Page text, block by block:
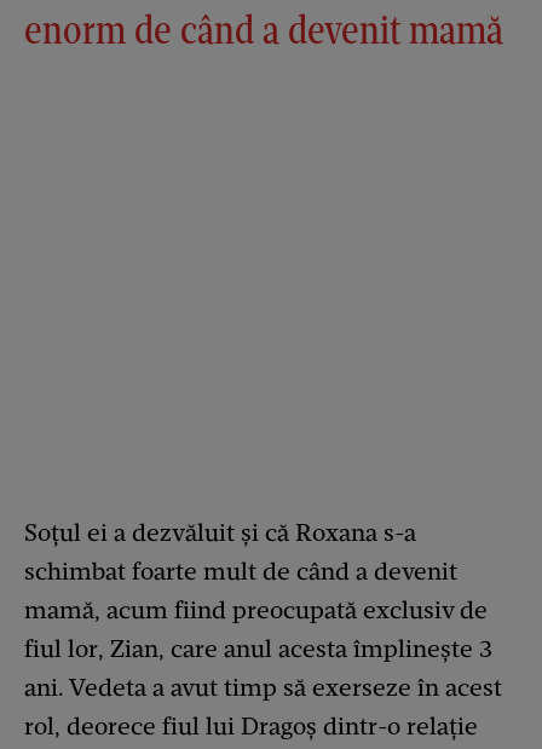
enorm de când a devenit mamă
Soțul ei a dezvăluit și că Roxana s-a
schimbat foarte mult de când a devenit
mamă, acum fiind preocupată exclusiv de
fiul lor, Zian, care anul acesta împlinește 3
ani. Vedeta a avut timp să exerseze în acest
rol, deorece fiul lui Dragoș dintr-o relație